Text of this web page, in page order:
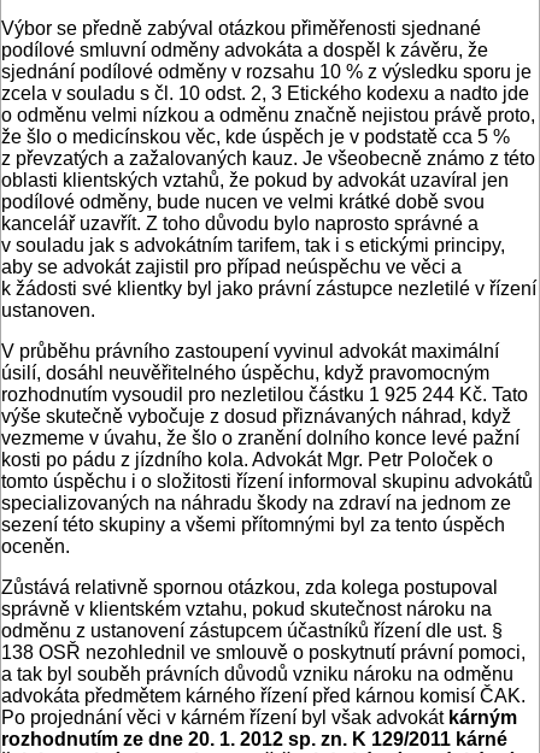
Výbor se předně zabýval otázkou přiměřenosti sjednané
podílové smluvní odměny advokáta a dospěl k závěru, že
sjednání podílové odměny v rozsahu 10 % z výsledku sporu je
zcela v souladu s čl. 10 odst. 2, 3 Etického kodexu a nadto jde
o odměnu velmi nízkou a odměnu značně nejistou právě proto,
že šlo o medicínskou věc, kde úspěch je v podstatě cca 5 %
z převzatých a zažalovaných kauz. Je všeobecně známo z této
oblasti klientských vztahů, že pokud by advokát uzavíral jen
podílové odměny, bude nucen ve velmi krátké době svou
kancelář uzavřít. Z toho důvodu bylo naprosto správné a
v souladu jak s advokátním tarifem, tak i s etickými principy,
aby se advokát zajistil pro případ neúspěchu ve věci a
k žádosti své klientky byl jako právní zástupce nezletilé v řízení
ustanoven.
V průběhu právního zastoupení vyvinul advokát maximální
úsilí, dosáhl neuvěřitelného úspěchu, když pravomocným
rozhodnutím vysoudil pro nezletilou částku 1 925 244 Kč. Tato
výše skutečně vybočuje z dosud přiznávaných náhrad, když
vezmeme v úvahu, že šlo o zranění dolního konce levé pažní
kosti po pádu z jízdního kola. Advokát Mgr. Petr Poloček o
tomto úspěchu i o složitosti řízení informoval skupinu advokátů
specializovaných na náhradu škody na zdraví na jednom ze
sezení této skupiny a všemi přítomnými byl za tento úspěch
oceněn.
Zůstává relativně spornou otázkou, zda kolega postupoval
správně v klientském vztahu, pokud skutečnost nároku na
odměnu z ustanovení zástupcem účastníků řízení dle ust. §
138 OSŘ nezohlednil ve smlouvě o poskytnutí právní pomoci,
a tak byl souběh právních důvodů vzniku nároku na odměnu
advokáta předmětem kárného řízení před kárnou komisí ČAK.
Po projednání věci v kárném řízení byl však advokát kárným
rozhodnutím ze dne 20. 1. 2012 sp. zn. K 129/2011 kárné